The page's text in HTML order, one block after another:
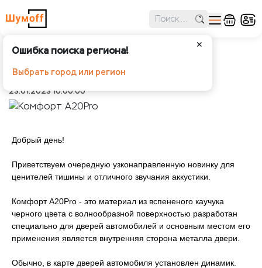
✕
Ошибка поиска региона!
Выбрать город или регион
Комфорт А20Pro
Шумоff Новости Комфорт А20Pro
23.01.2023 10:00:00
Добрый день!
Приветствуем очередную узконаправленную новинку для
ценителей тишины и отличного звучания аккустики.
Комфорт А20Pro - это материал из вспененого каучука
черного цвета с волнообразной поверхностью разработан
специально для дверей автомобилей и основным местом его
применения является внутренняя сторона металла двери.
Обычно, в карте дверей автомобиля установлен динамик.